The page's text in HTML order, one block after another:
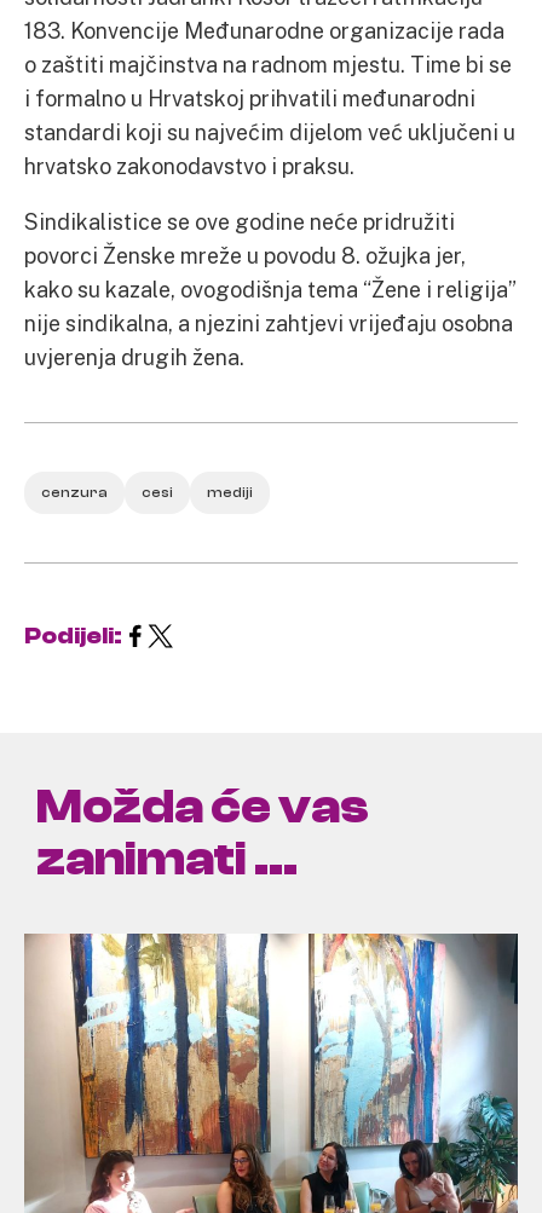
183. Konvencije Međunarodne organizacije rada
o zaštiti majčinstva na radnom mjestu. Time bi se
i formalno u Hrvatskoj prihvatili međunarodni
standardi koji su najvećim dijelom već uključeni u
hrvatsko zakonodavstvo i praksu.
Sindikalistice se ove godine neće pridružiti
povorci Ženske mreže u povodu 8. ožujka jer,
kako su kazale, ovogodišnja tema “Žene i religija”
nije sindikalna, a njezini zahtjevi vrijeđaju osobna
uvjerenja drugih žena.
cenzura cesi mediji
Podijeli:
Možda će vas
zanimati ...